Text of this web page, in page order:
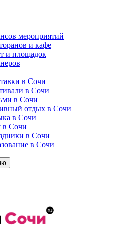
мероприятий
и кафе
и площадок
в Сочи
в Сочи
в Сочи
отдых в Сочи
в Сочи
в Сочи
в Сочи
в Сочи